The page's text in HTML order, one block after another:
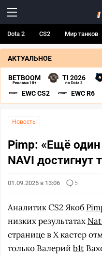
Dota 2 CS2 Мир танков
АКТУАЛЬНОЕ
BETBOOM
Реклама 18+
TI 2026
по Dota 2
EWC CS2 EWC R6
Новость
Pimp: «Ещё
NAVI достигнут
01.09.2025 в 13:06 5
Аналитик CS2 Якоб
низких результатах
странице в X кастер
только Валерий b1t